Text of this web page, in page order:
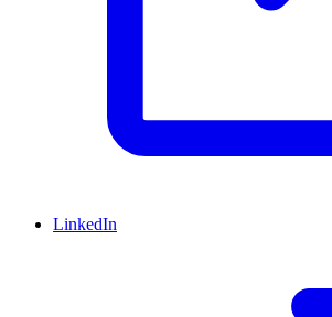
LinkedIn